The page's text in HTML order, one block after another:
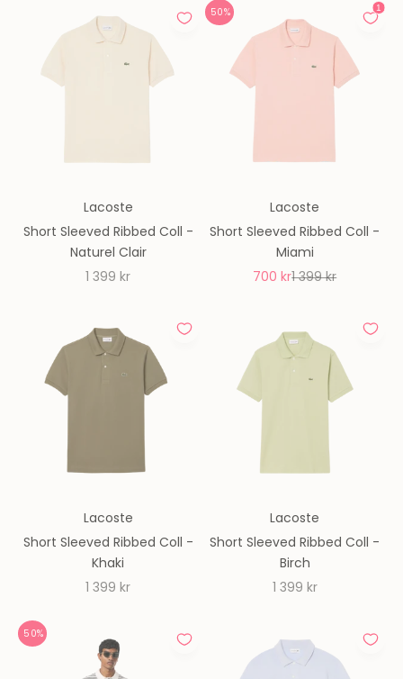
Lacoste
Short Sleeved Ribbed Coll -
Naturel Clair
REA-pris
1 399 kr
50%
Lacoste
Short Sleeved Ribbed Coll -
Miami
REA-pris
700 krPris
1 399 kr
Lacoste
Short Sleeved Ribbed Coll -
Khaki
REA-pris
1 399 kr
Lacoste
Short Sleeved Ribbed Coll -
Birch
REA-pris
1 399 kr
50%